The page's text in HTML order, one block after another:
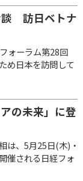
談 訪日ベトナ
ォーラム第28回
め日本を訪問して
の未来」に登
は、5月25日(木)・
催される日経フォ